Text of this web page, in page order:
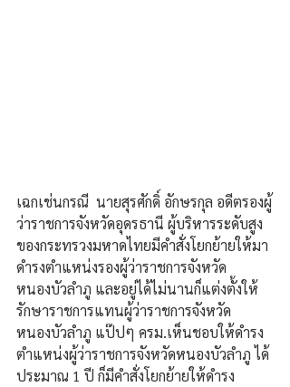
เฉกเช่นกรณี  นายสุรศักดิ์ อักษรกุล อดีตรองผู้
ว่าราชการจังหวัดอุดรธานี ผู้บริหารระดับสูง
ของกระทรวงมหาดไทยมีคำสั่งโยกย้ายให้มา
ดำรงตำแหน่งรองผู้ว่าราชการจังหวัด
หนองบัวลำภู และอยู่ได้ไม่นานก็แต่งตั้งให้
รักษาราชการแทนผู้ว่าราชการจังหวัด
หนองบัวลำภู แป๊ปๆ ครม.เห็นชอบให้ดำรง
ตำแหน่งผู้ว่าราชการจังหวัดหนองบัวลำภู ได้
ประมาณ 1 ปี ก็มีคำสั่งโยกย้ายให้ดำรง